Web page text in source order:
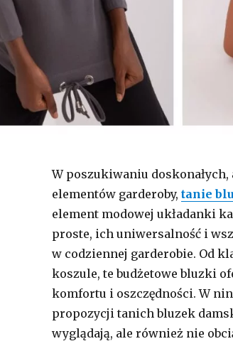
W poszukiwaniu
elementów garderoby, tanie
element modowej układanki
proste, ich uniwersalność i
w codziennej garderobie. Od
koszule, te budżetowe bluzki
komfortu i oszczędności. W
propozycji tanich bluzek
wyglądają, ale również nie